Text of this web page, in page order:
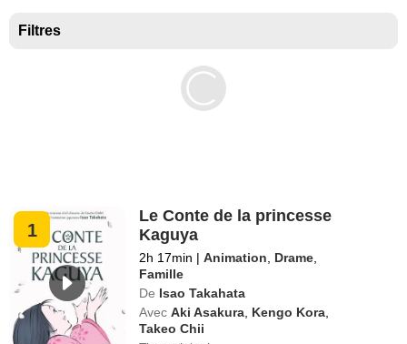
Filtres
1
Le Conte de la princesse
Kaguya
2h 17min | Animation Drame
Famille
De Isao Takahata
Avec Aki Asakura Kengo Kora
Takeo Chii